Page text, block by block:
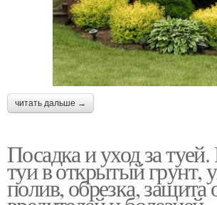
читать дальше →
Посадка и уход за
туи в открытый грунт,
полив, обрезка, защита